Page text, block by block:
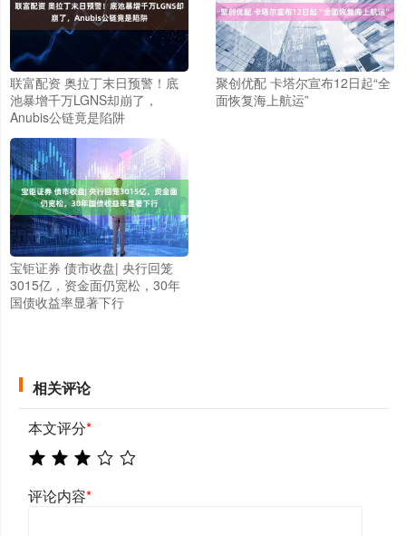
联富配资 奥拉丁末日预警！底
池暴增千万LGNS却崩了，
Anubis公链竟是陷阱
聚创优配 卡塔尔宣布12日起“全
面恢复海上航运”
宝钜证券 债市收盘| 央行回笼
3015亿，资金面仍宽松，30年
国债收益率显著下行
相关评论
本文评分*
评论内容*